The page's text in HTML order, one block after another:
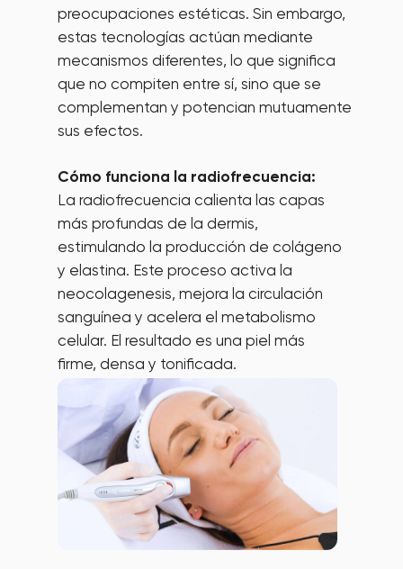
preocupaciones estéticas. Sin embargo,
estas tecnologías actúan mediante
mecanismos diferentes, lo que significa
que no compiten entre sí, sino que se
complementan y potencian mutuamente
sus efectos.
Cómo funciona la radiofrecuencia:
La radiofrecuencia calienta las capas
más profundas de la dermis,
estimulando la producción de colágeno
y elastina. Este proceso activa la
neocolagenesis, mejora la circulación
sanguínea y acelera el metabolismo
celular. El resultado es una piel más
firme, densa y tonificada.